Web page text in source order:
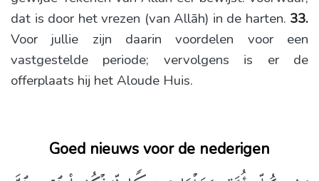
dat is door het vrezen (van Allāh) in de harten. 33.
Voor jullie zijn daarin voordelen voor een
vastgestelde periode; vervolgens is er de
offerplaats hij het Aloude Huis.
Goed nieuws voor de nederigen